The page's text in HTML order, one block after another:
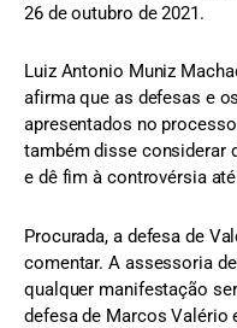
26 de outubro de 2021.
Luiz Antonio Muniz
afirma que as defesas e
apresentados no
também disse considerar
e dê fim à controvérsia
Procurada, a defesa de
comentar. A assessoria
qualquer manifestação
defesa de Marcos Valério